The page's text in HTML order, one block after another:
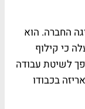
החברה. הוא
כי קילוף
לשיטת עבודה
בכבודו